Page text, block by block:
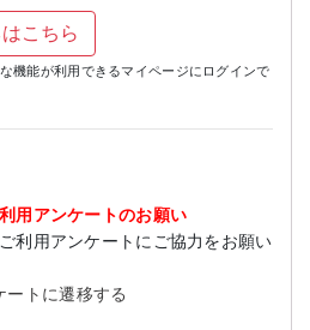
こちら
機能が利用できるマイページにログインで
用アンケートのお願い
利用アンケートにご協力をお願い
ートに遷移する